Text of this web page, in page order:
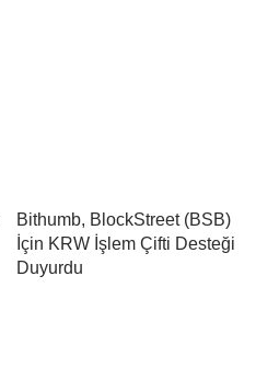
Bithumb, BlockStreet (BSB)
İçin KRW İşlem Çifti Desteği
Duyurdu